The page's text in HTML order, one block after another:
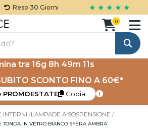
Reso 30 Giorni ★ ★ ★ ★ ★
Cerca
0
tra 16g 8h 49m 10s
SCONTO FINO A 60€*
PROMOESTATE Copia
INTERNI LAMPADE A SOSPENSIONE
TONDA IN VETRO BIANCO SFERA AMBRA